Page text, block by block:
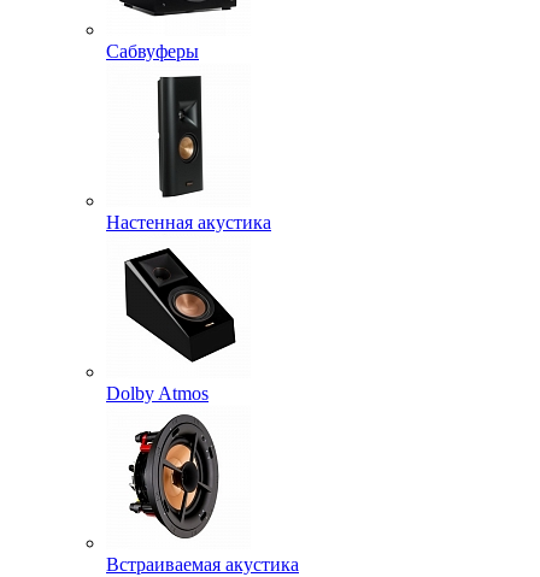
Сабвуферы
Настенная акустика
Dolby Atmos
Встраиваемая акустика